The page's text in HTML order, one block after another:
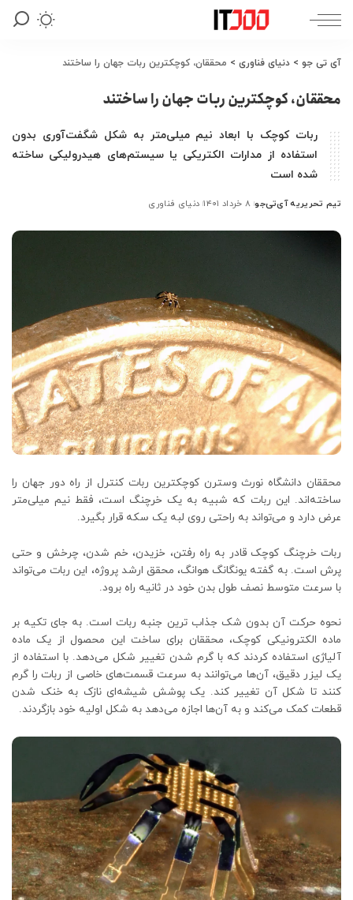
آی تی جو > دنیای فناوری > محققان، کوچکترین ربات جهان را ساختند
محققان، کوچکترین ربات جهان را ساختند
ربات کوچک با ابعاد نیم میلی‌متر به شکل شگفت‌آوری بدون
استفاده از مدارات الکتریکی یا سیستم‌های هیدرولیکی ساخته
شده است
ارسال
توسط
تیم تحریریه آی‌تی‌جو ۸ خرداد ۱۴۰۱ دنیای فناوری
محققان دانشگاه نورث وسترن کوچکترین ربات کنترل از راه دور جهان را
ساخته‌اند. این ربات که شبیه به یک خرچنگ است، فقط نیم میلی‌متر
عرض دارد و می‌تواند به راحتی روی لبه یک سکه قرار بگیرد.
ربات خرچنگ کوچک قادر به راه رفتن، خزیدن، خم شدن، چرخش و حتی
پرش است. به گفته یونگانگ هوانگ، محقق ارشد پروژه، این ربات می‌تواند
با سرعت متوسط ​​نصف طول بدن خود در ثانیه راه برود.
نحوه حرکت آن بدون شک جذاب ترین جنبه ربات است. به جای تکیه بر
ماده الکترونیکی کوچک، محققان برای ساخت این محصول از یک ماده
آلیاژی استفاده کردند که با گرم شدن تغییر شکل می‌دهد. با استفاده از
یک لیزر دقیق، آن‌ها می‌توانند به سرعت قسمت‌های خاصی از ربات را گرم
کنند تا شکل آن تغییر کند. یک پوشش شیشه‌ای نازک به خنک شدن
قطعات کمک می‌کند و به آن‌ها اجازه می‌دهد به شکل اولیه خود بازگردند.